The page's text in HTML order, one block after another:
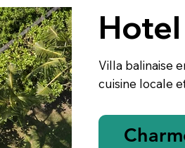
Villa balinaise
cuisine locale